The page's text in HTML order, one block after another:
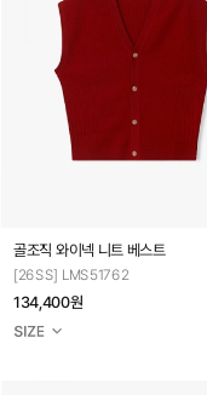
골조직 와이넥 니트 베스트
[26SS] LMS51762
134,400원